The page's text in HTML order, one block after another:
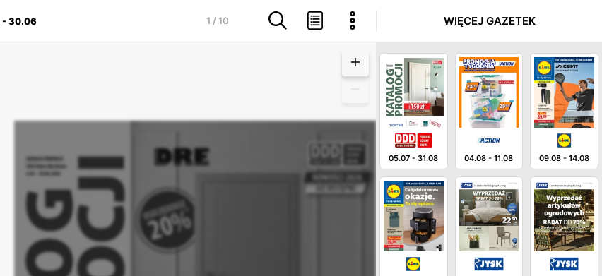
-30.06 1 / 10 WIĘCEJ GAZETEK
05.07 -31.08 04.08 -11.08 09.08 -14.08